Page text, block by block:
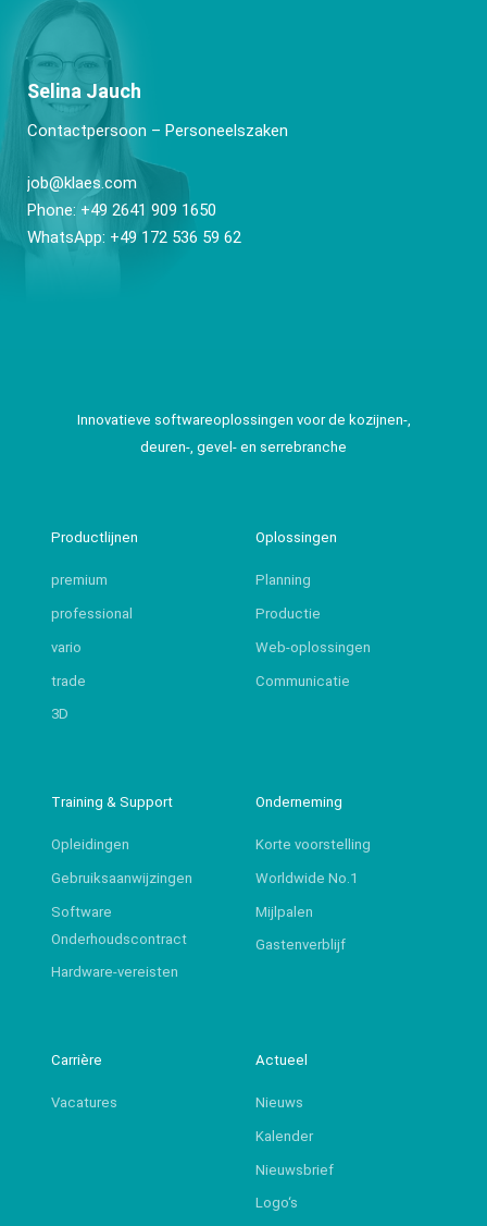
Selina Jauch
Contactpersoon – Personeelszaken
job@klaes.com
Phone: +49 2641 909 1650
WhatsApp: +49 172 536 59 62
Innovatieve softwareoplossingen voor de kozijnen-,
deuren-, gevel- en serrebranche
Productlijnen
premium
professional
vario
trade
3D
Oplossingen
Planning
Productie
Web-oplossingen
Communicatie
Training & Support
Opleidingen
Gebruiksaanwijzingen
Software
Onderhoudscontract
Hardware-vereisten
Onderneming
Korte voorstelling
Worldwide No.1
Mijlpalen
Gastenverblijf
Carrière
Vacatures
Actueel
Nieuws
Kalender
Nieuwsbrief
Logo‘s